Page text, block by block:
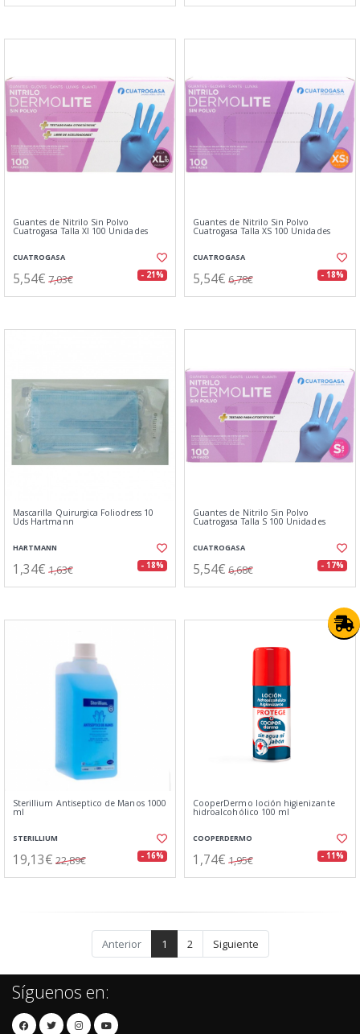
Guantes de Nitrilo Sin Polvo
Cuatrogasa Talla Xl 100 Unidades
CUATROGASA
5,54€ 7,03€ - 21%
Guantes de Nitrilo Sin Polvo
Cuatrogasa Talla XS 100 Unidades
CUATROGASA
5,54€ 6,78€ - 18%
Mascarilla Quirurgica Foliodress 10
Uds Hartmann
HARTMANN
1,34€ 1,63€ - 18%
Guantes de Nitrilo Sin Polvo
Cuatrogasa Talla S 100 Unidades
CUATROGASA
5,54€ 6,68€ - 17%
Sterillium Antiseptico de Manos 1000
ml
STERILLIUM
19,13€ 22,89€ - 16%
CooperDermo loción higienizante
hidroalcohólico 100 ml
COOPERDERMO
1,74€ 1,95€ - 11%
Anterior 1 2 Siguiente
Síguenos en: